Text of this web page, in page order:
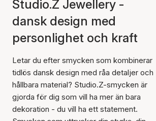
Studio.Z Jewellery -
dansk design med
personlighet och kraft
Letar du efter smycken som kombinerar
tidlös dansk design med råa detaljer och
hållbara material? Studio.Z-smycken är
gjorda för dig som vill ha mer än bara
dekoration - du vill ha ett statement.